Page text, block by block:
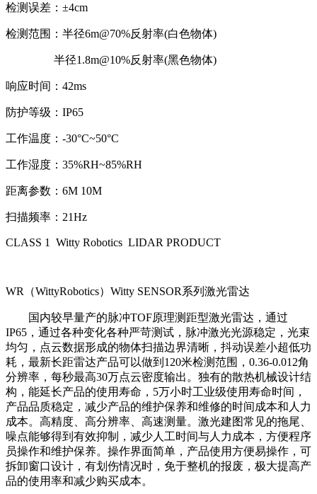
检测误差：±4cm
检测范围：半径6m@70%反射率(白色物体)
半径1.8m@10%反射率(黑色物体)
响应时间：42ms
防护等级：IP65
工作温度：-30°C~50°C
工作湿度：35%RH~85%RH
距离参数：6M 10M
扫描频率：21Hz
CLASS 1 Witty Robotics LIDAR PRODUCT
WR（WittyRobotics）Witty SENSOR系列激光雷达
国内较早量产的脉冲TOF原理测距型激光雷达 ， 通过
IP65 ， 通过各种变化各种严苛测试 ， 脉冲激光光源稳定 ， 光束
均匀 ， 点云数据形成的物体扫描边界清晰 ， 抖动误差小超低功
耗 ， 最新长距雷达产品可以做到120米检测范围 ， 0.36-0.012角
分辨率 ， 每秒最高30万点云密度输出。独有的散热机械设计结
构 ， 能延长产品的使用寿命 ， 5万小时工业级使用寿命时间 ，
产品品质稳定 ， 减少产品的维护保养和维修的时间成本和人力
成本。高精度、高分辨率、高速测量。激光建图常见的拖尾、
噪点能够得到有效抑制
， 减少人工时间与人力成本 ， 方便程序
员操作和维护保养。操作界面简单 ， 产品使用方便易操作 ， 可
拆卸窗口设计 ， 有划伤情况时 ， 免于整机的报废 ， 极大提高产
品的使用率和减少购买成本。